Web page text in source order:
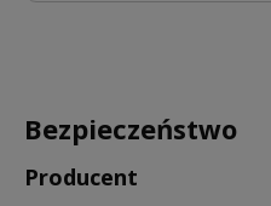
Bezpieczeństwo
Producent